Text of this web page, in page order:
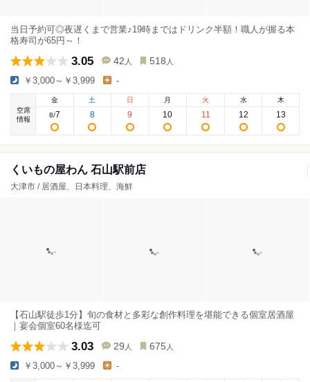
当日予約可◎夜遅くまで営業♪19時まではドリンク半額！職人が握る本
格寿司が65円～！
3.05 42 人 518 人
￥3,000～￥3,999 -
空席
情報
金
8/7
土
8
日
9
月
10
火
11
水
12
木
13
くいもの屋わん 石山駅前店
大津市 / 居酒屋、日本料理、海鮮
【石山駅徒歩1分】旬の食材と多彩な創作料理を堪能できる個室居酒屋
｜宴会個室60名様迄可
3.03 29 人 675 人
￥3,000～￥3,999 -